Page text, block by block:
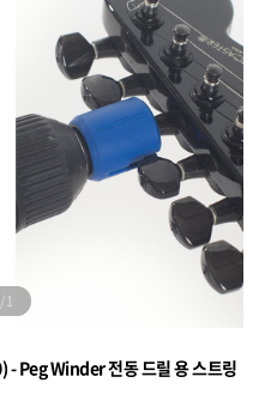
1
Peg Winder 전동 드릴 용 스트링